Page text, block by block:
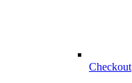
Checkout